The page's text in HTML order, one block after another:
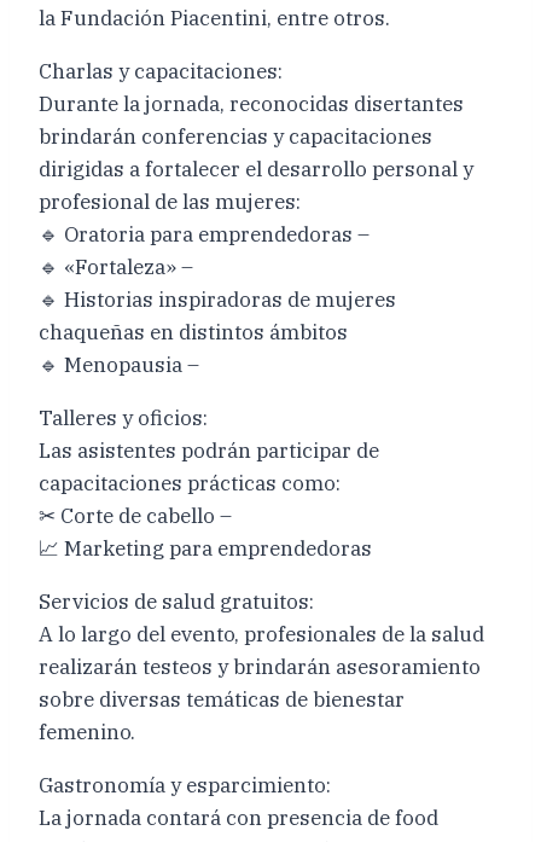
la Fundación Piacentini, entre otros.
Charlas y capacitaciones:
Durante la jornada, reconocidas disertantes
brindarán conferencias y capacitaciones
dirigidas a fortalecer el desarrollo personal y
profesional de las mujeres:
🔹 Oratoria para emprendedoras –
🔹 «Fortaleza» –
🔹 Historias inspiradoras de mujeres
chaqueñas en distintos ámbitos
🔹 Menopausia –
Talleres y oficios:
Las asistentes podrán participar de
capacitaciones prácticas como:
✂ Corte de cabello –
📈 Marketing para emprendedoras
Servicios de salud gratuitos:
A lo largo del evento, profesionales de la salud
realizarán testeos y brindarán asesoramiento
sobre diversas temáticas de bienestar
femenino.
Gastronomía y esparcimiento:
La jornada contará con presencia de food